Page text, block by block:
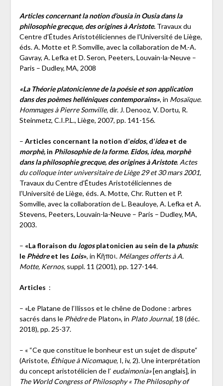
Articles concernant la notion d’ousia in Ousia dans la
philosophie grecque, des origines à Aristote.Travaux du
Centre d’Études Aristotéliciennes de l’Université de Liège,
éds. A. Motte et P. Somville, avec la collaboration de M.-A.
Gavray, A. Lefka et D. Seron, Peeters, Louvain-la-Neuve –
Paris – Dudley, MA, 2008
«La Théorie platonicienne de la poésie et son application
dans des poèmes helléniques contemporains», in Mosaïque.
Hommages à Pierre Somville,dir. J. Denooz, V. Dortu, R.
Steinmetz, C.I.P.L., Liège, 2007, pp. 141-156.
– Articles concernant la notion d’eidos, d’ideaet de
morphè, in Philosophie de la forme. Eidos, idea, morphè
dans la philosophie grecque, des origines à Aristote. Actes
du colloque inter universitaire de Liège 29 et 30 mars 2001,
Travaux du Centre d’Études Aristotéliciennes de
l’Université de Liège, éds. A. Motte, Chr. Rutten et P.
Somville, avec la collaboration de L. Beauloye, A. Lefka et A.
Stevens, Peeters, Louvain-la-Neuve – Paris – Dudley, MA,
2003.
– «La floraison du logosplatonicien au sein de la phusis:
le Phèdreet les Lois», in Κῆποι. Mélanges offerts à A.
Motte, Kernos, suppl. 11 (2001), pp. 127-144.
Articles :
– «Le Platane de l’Ilissos et le chêne de Dodone : arbres
sacrés dans le Phèdrede Platon», in Plato Journal, 18 (déc.
2018), pp. 25-37.
– « “Ce que constitue le bonheur est un sujet de dispute“
(Aristote, Éthique à Nicomaque, I, iv, 2). Une interprétation
du concept aristotélicien de l’ eudaimonia»[en anglais], in
The World Congress of Philosophy « The Philosophy of